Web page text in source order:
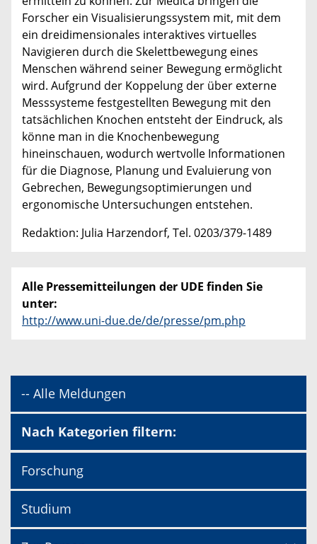
Forscher ein Visualisierungssystem mit, mit dem
ein dreidimensionales interaktives virtuelles
Navigieren durch die Skelettbewegung eines
Menschen während seiner Bewegung ermöglicht
wird. Aufgrund der Koppelung der über externe
Messsysteme festgestellten Bewegung mit den
tatsächlichen Knochen entsteht der Eindruck, als
könne man in die Knochenbewegung
hineinschauen, wodurch wertvolle Informationen
für die Diagnose, Planung und Evaluierung von
Gebrechen, Bewegungsoptimierungen und
ergonomische Untersuchungen entstehen.
Redaktion: Julia Harzendorf, Tel. 0203/379-1489
Alle Pressemitteilungen der UDE finden Sie
unter:
http://www.uni-due.de/de/presse/pm.php
-- Alle Meldungen
Nach Kategorien filtern:
Forschung
Studium